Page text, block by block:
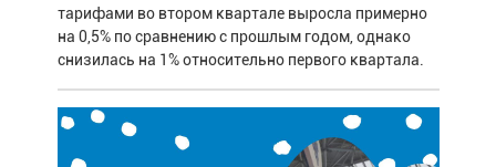
тарифами во втором квартале выросла примерно
на 0,5% по сравнению с прошлым годом, однако
снизилась на 1% относительно первого квартала.